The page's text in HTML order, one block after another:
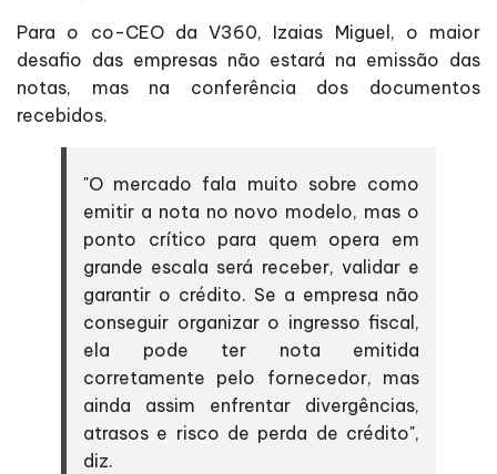
Para o co-CEO da V360, Izaias Miguel, o maior
desafio das empresas não estará na emissão das
notas, mas na conferência dos documentos
recebidos.
"O mercado fala muito sobre como
emitir a nota no novo modelo, mas o
ponto crítico para quem opera em
grande escala será receber, validar e
garantir o crédito. Se a empresa não
conseguir organizar o ingresso fiscal,
ela pode ter nota emitida
corretamente pelo fornecedor, mas
ainda assim enfrentar divergências,
atrasos e risco de perda de crédito",
diz.